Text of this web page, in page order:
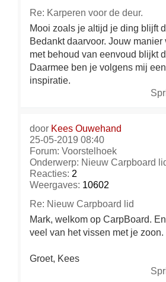
Re: Karperen voor de deur.
Mooi zoals je altijd je ding blijft
Bedankt daarvoor. Jouw manier
met behoud van eenvoud blijkt
Daarmee ben je volgens mij
inspiratie.
door Kees Ouwehand
25-05-2019 08:40
Forum: Voorstelhoek
Onderwerp: Nieuw Carpboard
Reacties: 2
Weergaves: 10602
Re: Nieuw Carpboard lid
Mark, welkom op CarpBoard.
veel van het vissen met je zoon.
Groet, Kees